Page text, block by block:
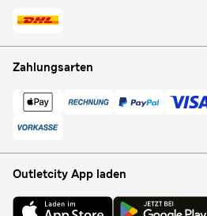
Zahlungsarten
Outletcity App laden